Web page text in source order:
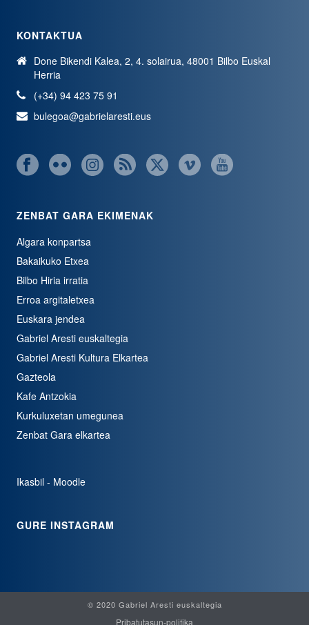
KONTAKTUA
Done Bikendi Kalea, 2, 4. solairua, 48001 Bilbo Euskal
Herria
(+34) 94 423 75 91
bulegoa@gabrielaresti.eus
ZENBAT GARA EKIMENAK
Algara konpartsa
Bakaikuko Etxea
Bilbo Hiria irratia
Erroa argitaletxea
Euskara jendea
Gabriel Aresti euskaltegia
Gabriel Aresti Kultura Elkartea
Gazteola
Kafe Antzokia
Kurkuluxetan umegunea
Zenbat Gara elkartea
Ikasbil - Moodle
GURE INSTAGRAM
© 2020 Gabriel Aresti euskaltegia
Pribatutasun-politika